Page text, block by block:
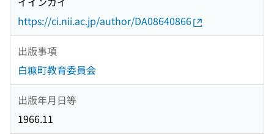
https://ci.nii.ac.jp/author/DA08640866
出版事項
白糠町教育委員会
出版年月日等
1966.11